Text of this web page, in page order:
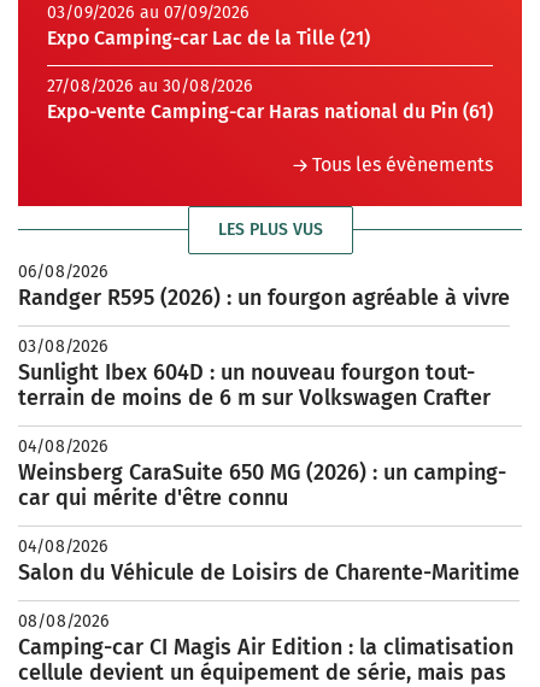
03/09/2026 au 07/09/2026
Expo Camping-car Lac de la Tille (21)
27/08/2026 au 30/08/2026
Expo-vente Camping-car Haras national du Pin (61)
Tous les évènements
LES PLUS VUS
06/08/2026
Randger R595 (2026) : un fourgon agréable à vivre
03/08/2026
Sunlight Ibex 604D : un nouveau fourgon tout-
terrain de moins de 6 m sur Volkswagen Crafter
04/08/2026
Weinsberg CaraSuite 650 MG (2026) : un camping-
car qui mérite d'être connu
04/08/2026
Salon du Véhicule de Loisirs de Charente-Maritime
08/08/2026
Camping-car CI Magis Air Edition : la climatisation
cellule devient un équipement de série, mais pas